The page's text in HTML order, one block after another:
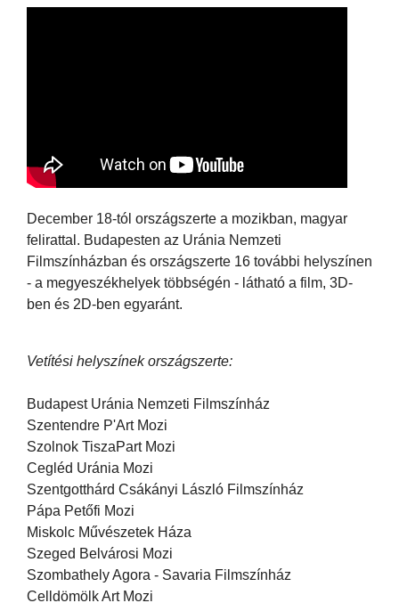
December 18-tól országszerte a mozikban, magyar
felirattal. Budapesten az Uránia Nemzeti
Filmszínházban és országszerte 16 további helyszínen
- a megyeszékhelyek többségén - látható a film, 3D-
ben és 2D-ben egyaránt.
Vetítési helyszínek országszerte:
Budapest Uránia Nemzeti Filmszínház
Szentendre P'Art Mozi
Szolnok TiszaPart Mozi
Cegléd Uránia Mozi
Szentgotthárd Csákányi László Filmszínház
Pápa Petőfi Mozi
Miskolc Művészetek Háza
Szeged Belvárosi Mozi
Szombathely Agora - Savaria Filmszínház
Celldömölk Art Mozi